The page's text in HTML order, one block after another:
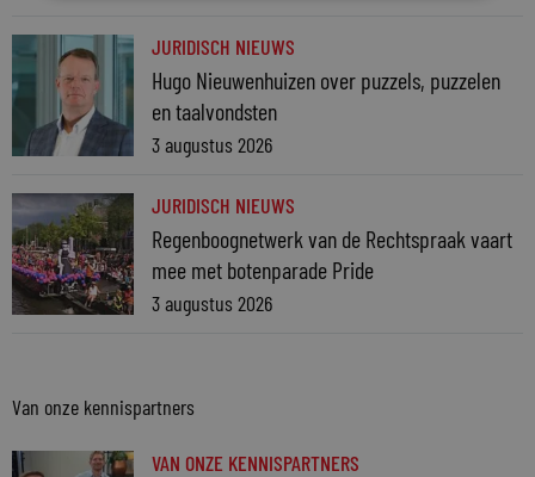
JURIDISCH NIEUWS
Hugo Nieuwenhuizen over puzzels, puzzelen
en taalvondsten
3 augustus 2026
JURIDISCH NIEUWS
Regenboognetwerk van de Rechtspraak vaart
mee met botenparade Pride
3 augustus 2026
Van onze kennispartners
VAN ONZE KENNISPARTNERS